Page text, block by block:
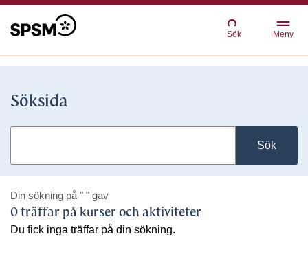
Sök Meny
Söksida
Sök
Din sökning på " " gav
0 träffar på kurser och aktiviteter
Du fick inga träffar på din sökning.